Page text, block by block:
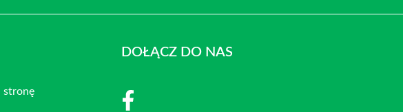
stronę
DOŁĄCZ DO NAS